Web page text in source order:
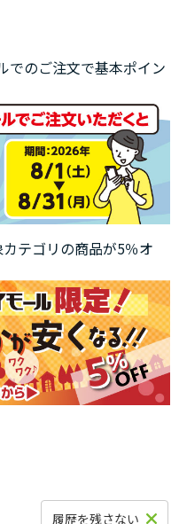
でのご注文で基本ポイン
テゴリの商品が5％オ
履歴を残さない